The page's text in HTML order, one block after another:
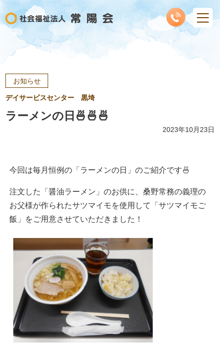
お知らせ
デイサービスセンター 黒埼
ラーメンの日🍜🍜🍜
2023年10月23日
今回は毎月恒例の「ラーメンの日」のご紹介です🍜
注文した「醤油ラーメン」のお供に、桑野常務の義理の
お父様が作られたサツマイモを使用して「サツマイモご
飯」をご用意させていただきました！